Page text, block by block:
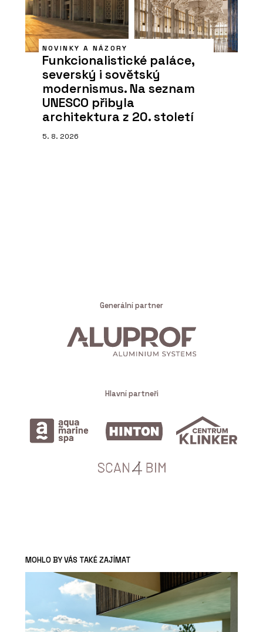
NOVINKY A NÁZORY
Funkcionalistické paláce,
severský i sovětský
modernismus. Na seznam
UNESCO přibyla
architektura z 20. století
5. 8. 2026
Generální partner
Hlavní partneři
MOHLO BY VÁS TAKÉ ZAJÍMAT